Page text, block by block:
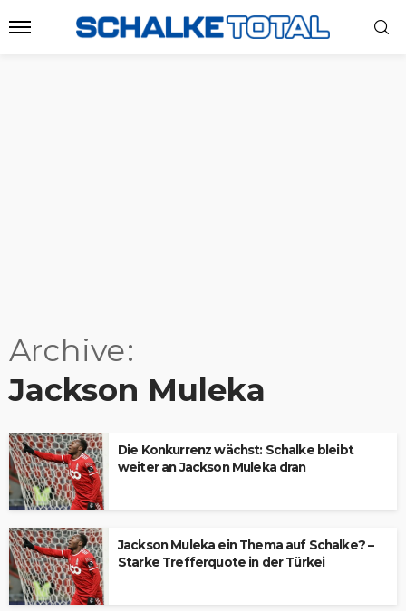
Archive
Jackson Muleka
Die Konkurrenz wächst: Schalke bleibt
weiter an Jackson Muleka dran
Jackson Muleka ein Thema auf Schalke? –
Starke Trefferquote in der Türkei